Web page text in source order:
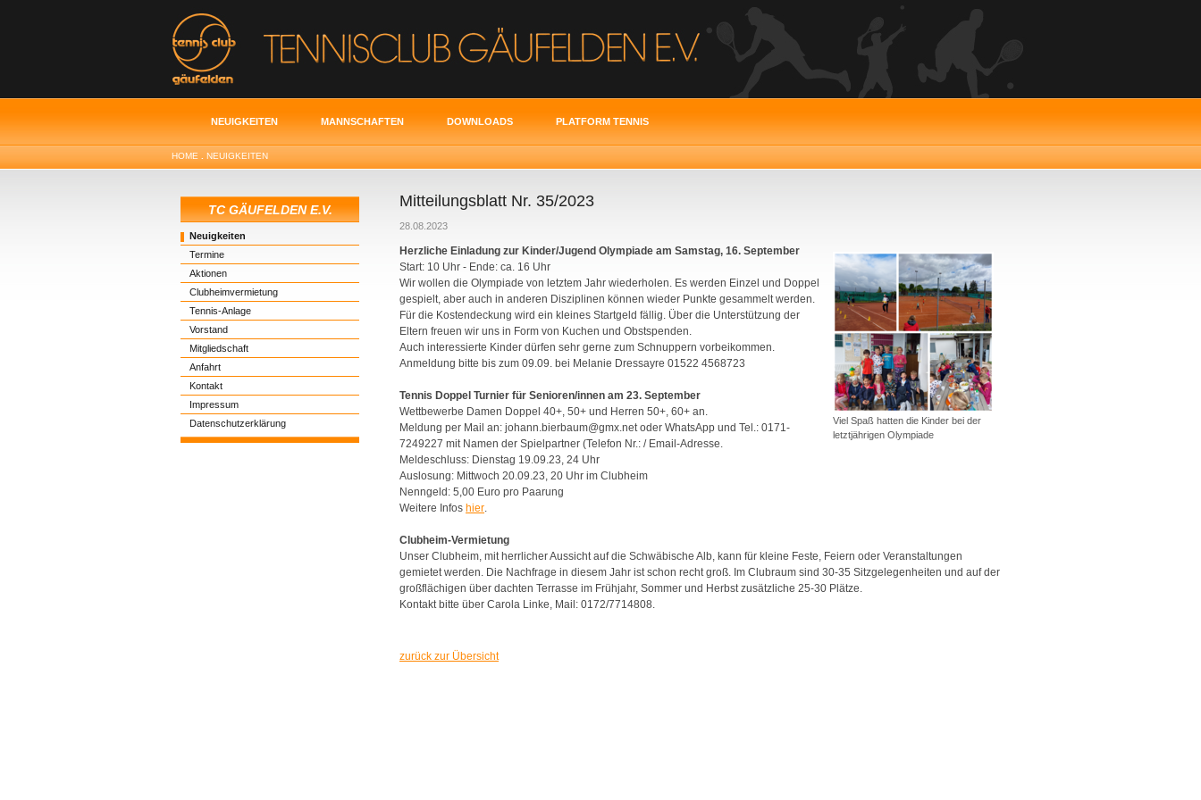
NEUIGKEITEN MANNSCHAFTEN DOWNLOADS PLATFORM TENNIS
HOME NEUIGKEITEN
TC GÄUFELDEN E.V.
Neuigkeiten
Termine
Aktionen
Clubheimvermietung
Tennis-Anlage
Vorstand
Mitgliedschaft
Anfahrt
Kontakt
Impressum
Datenschutzerklärung
Mitteilungsblatt Nr. 35/2023
28.08.2023
Viel Spaß hatten die Kinder bei der
letztjährigen Olympiade
Herzliche Einladung zur Kinder/Jugend Olympiade am Samstag, 16. September
Start: 10 Uhr - Ende: ca. 16 Uhr
Wir wollen die Olympiade von letztem Jahr wiederholen. Es werden Einzel und Doppel
gespielt, aber auch in anderen Disziplinen können wieder Punkte gesammelt werden.
Für die Kostendeckung wird ein kleines Startgeld fällig. Über die Unterstützung der
Eltern freuen wir uns in Form von Kuchen und Obstspenden.
Auch interessierte Kinder dürfen sehr gerne zum Schnuppern vorbeikommen.
Anmeldung bitte bis zum 09.09. bei Melanie Dressayre 01522 4568723
Tennis Doppel Turnier für Senioren/innen am 23. September
Wettbewerbe Damen Doppel 40+, 50+ und Herren 50+, 60+ an.
Meldung per Mail an: johann.bierbaum@gmx.net oder WhatsApp und Tel.: 0171-
7249227 mit Namen der Spielpartner (Telefon Nr.: / Email-Adresse.
Meldeschluss: Dienstag 19.09.23, 24 Uhr
Auslosung: Mittwoch 20.09.23, 20 Uhr im Clubheim
Nenngeld: 5,00 Euro pro Paarung
Weitere Infos hier.
Clubheim-Vermietung
Unser Clubheim, mit herrlicher Aussicht auf die Schwäbische Alb, kann für kleine Feste, Feiern oder Veranstaltungen
gemietet werden. Die Nachfrage in diesem Jahr ist schon recht groß. Im Clubraum sind 30-35 Sitzgelegenheiten und auf der
großflächigen über dachten Terrasse im Frühjahr, Sommer und Herbst zusätzliche 25-30 Plätze.
Kontakt bitte über Carola Linke, Mail: 0172/7714808.
zurück zur Übersicht